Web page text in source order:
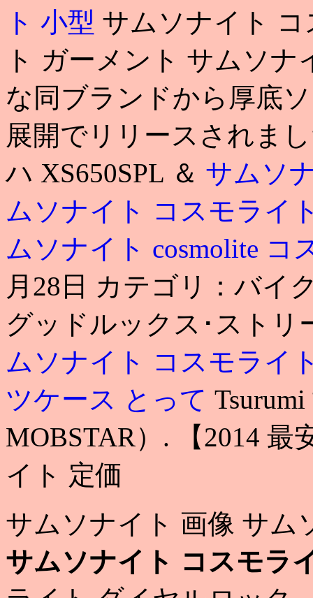
ト 小型 サムソナイト
ト ガーメント サムソ
な同ブランドから厚底
展開でリリースされま
ハ XS650SPL ＆ サムソ
ムソナイト コスモライ
ムソナイト cosmolite コ
月28日 カテゴリ：バイ
グッドルックス･ストリ
ムソナイト コスモライ
ツケース とって
MOBSTAR）. 【2014
イト 定価
サムソナイト 画像 サム
サムソナイト コスモラ